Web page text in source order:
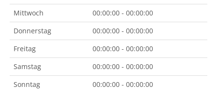
Mittwoch
00:00:00 - 00:00:00
Donnerstag
00:00:00 - 00:00:00
Freitag
00:00:00 - 00:00:00
Samstag
00:00:00 - 00:00:00
Sonntag
00:00:00 - 00:00:00